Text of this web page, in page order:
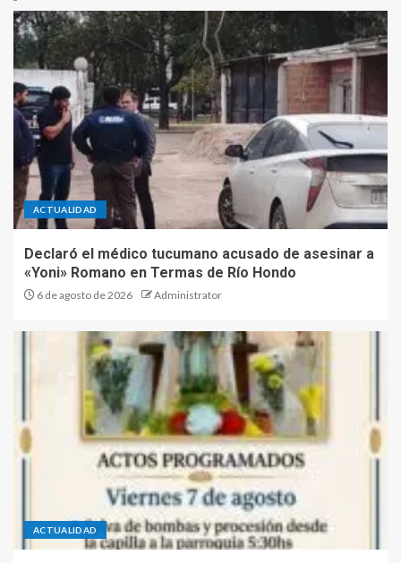
ACTUALIDAD
Declaró el médico tucumano acusado de asesinar a
«Yoni» Romano en Termas de Río Hondo
6 de agosto de 2026 Administrator
ACTUALIDAD